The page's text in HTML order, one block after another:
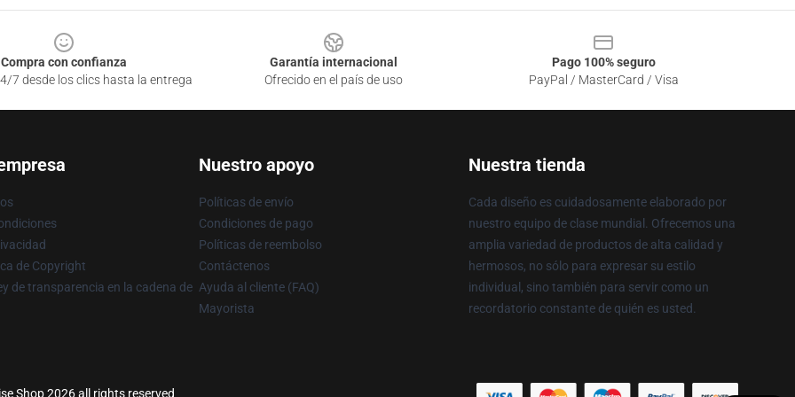
Compra con confianza
7 desde los clics hasta la entrega
Garantía internacional
Ofrecido en el país de uso
Pago 100% seguro
PayPal / MasterCard / Visa
de Copyright
de transparencia en la cadena de
Nuestro apoyo
Políticas de envío
Condiciones de pago
Políticas de reembolso
Contáctenos
Ayuda al cliente (FAQ)
Mayorista
Nuestra tienda
Cada diseño es cuidadosamente elaborado por
nuestro equipo de clase mundial. Ofrecemos una
amplia variedad de productos de alta calidad y
hermosos, no sólo para expresar su estilo
individual, sino también para servir como un
recordatorio constante de quién es usted.
Shop 2026 all rights reserved